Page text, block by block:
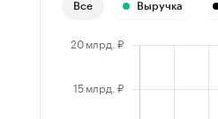
Все Выручка